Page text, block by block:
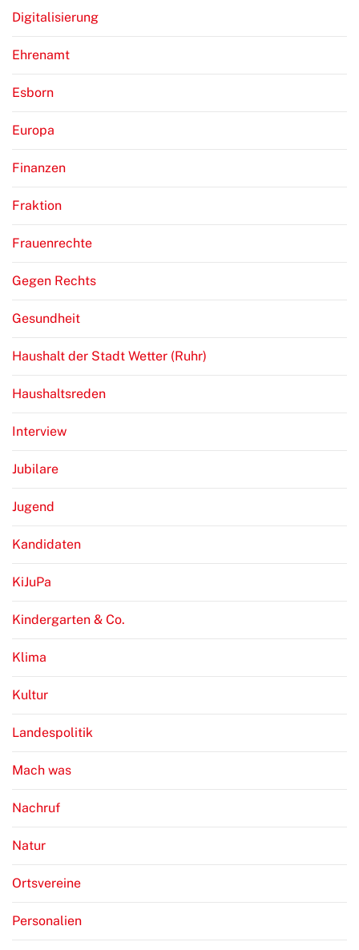
Digitalisierung
Ehrenamt
Esborn
Europa
Finanzen
Fraktion
Frauenrechte
Gegen Rechts
Gesundheit
Haushalt der Stadt Wetter (Ruhr)
Haushaltsreden
Interview
Jubilare
Jugend
Kandidaten
KiJuPa
Kindergarten & Co.
Klima
Kultur
Landespolitik
Mach was
Nachruf
Natur
Ortsvereine
Personalien